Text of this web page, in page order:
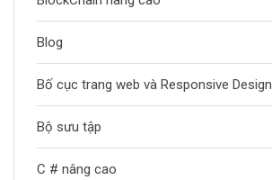
Blog
Bố cục trang web và Responsive Design
Bộ sưu tập
C # nâng cao